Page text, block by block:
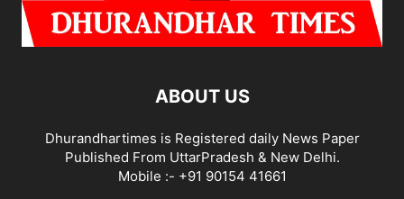
ABOUT US
Dhurandhartimes is Registered daily News Paper
Published From UttarPradesh & New Delhi.
Mobile :- +91 90154 41661